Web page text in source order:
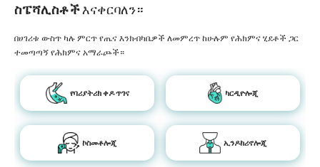
ስፔሻሊስቶችእናቀርባለን።
በሀገሪቱ ውስጥ ካሉ ምርጥ የጤና እንክብካቤዎች ለመምረጥ ከሁሉም የሕክምና ሂደቶች ጋር
ተመጣጣኝ የሕክምና አማራጮች።
የባሪያትሪክ ቀዶ ጥገና ካርዲዮሎጂ
ኮስመቶሎጂ ኢንዶክሪኖሎጂ